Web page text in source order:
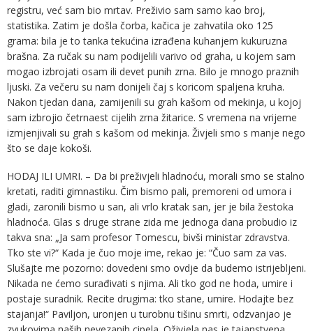
registru, već sam bio mrtav. Preživio sam samo kao broj,
statistika. Zatim je došla čorba, kačica je zahvatila oko 125
grama: bila je to tanka tekućina izrađena kuhanjem kukuruzna
brašna. Za ručak su nam podijelili varivo od graha, u kojem sam
mogao izbrojati osam ili devet punih zrna. Bilo je mnogo praznih
ljuski. Za večeru su nam donijeli čaj s koricom spaljena kruha.
Nakon tjedan dana, zamijenili su grah kašom od mekinja, u kojoj
sam izbrojio četrnaest cijelih zrna žitarice. S vremena na vrijeme
izmjenjivali su grah s kašom od mekinja. Živjeli smo s manje nego
što se daje kokoši.
HODAJ ILI UMRI. – Da bi preživjeli hladnoću, morali smo se stalno
kretati, raditi gimnastiku. Čim bismo pali, premoreni od umora i
gladi, zaronili bismo u san, ali vrlo kratak san, jer je bila žestoka
hladnoća. Glas s druge strane zida me jednoga dana probudio iz
takva sna: „Ja sam profesor Tomescu, bivši ministar zdravstva.
Tko ste vi?“ Kada je čuo moje ime, rekao je: “Čuo sam za vas.
Slušajte me pozorno: dovedeni smo ovdje da budemo istrijebljeni.
Nikada ne ćemo surađivati ​​s njima. Ali tko god ne hoda, umire i
postaje suradnik. Recite drugima: tko stane, umire. Hodajte bez
stajanja!“ Paviljon, uronjen u turobnu tišinu smrti, odzvanjao je